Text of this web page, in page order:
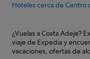
Hoteles cerca de Centro
Hoteles baratos en
Hoteles de aventura en
¿Vuelas a Costa Adeje?
viaje de Expedia y
vacaciones, ofertas de